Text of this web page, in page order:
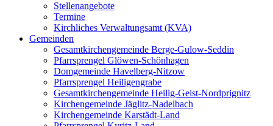
Stellenangebote
Termine
Kirchliches Verwaltungsamt (KVA)
Gemeinden
Gesamtkirchengemeinde Berge-Gulow-Seddin
Pfarrsprengel Glöwen-Schönhagen
Domgemeinde Havelberg-Nitzow
Pfarrsprengel Heiligengrabe
Gesamtkirchengemeinde Heilig-Geist-Nordprignitz
Kirchengemeinde Jäglitz-Nadelbach
Kirchengemeinde Karstädt-Land